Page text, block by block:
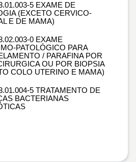
5 EXAME DE
(EXCETO CERVICO-
E DE MAMA)
0 EXAME
PATOLÓGICO PARA
/ PARAFINA POR
OU POR BIOPSIA
COLO UTERINO E MAMA)
5 TRATAMENTO DE
BACTERIANAS